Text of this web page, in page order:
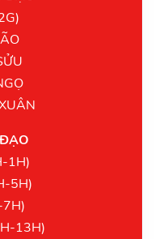
1H)
5H)
7H)
13H)